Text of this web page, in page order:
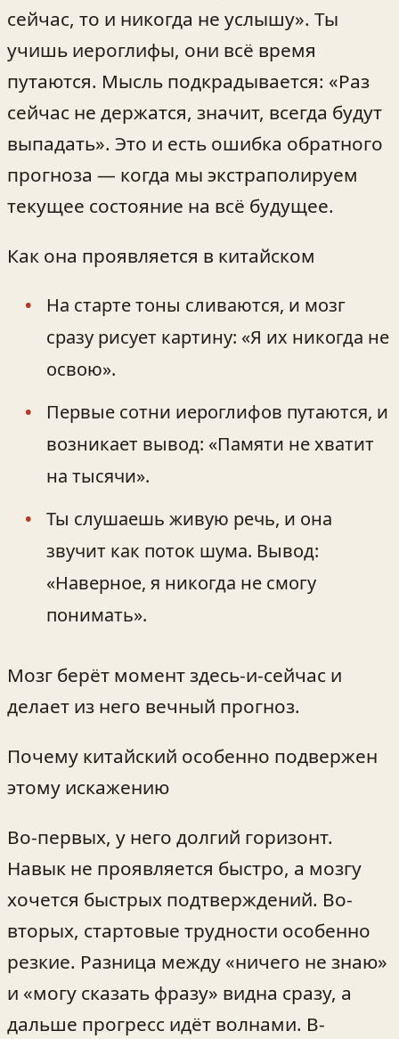
сейчас, то и никогда не услышу». Ты
учишь иероглифы, они всё время
путаются. Мысль подкрадывается: «Раз
сейчас не держатся, значит, всегда будут
выпадать». Это и есть ошибка обратного
прогноза — когда мы экстраполируем
текущее состояние на всё будущее.
Как она проявляется в китайском
На старте тоны сливаются, и мозг
сразу рисует картину: «Я их никогда не
освою».
Первые сотни иероглифов путаются, и
возникает вывод: «Памяти не хватит
на тысячи».
Ты слушаешь живую речь, и она
звучит как поток шума. Вывод:
«Наверное, я никогда не смогу
понимать».
Мозг берёт момент здесь-и-сейчас и
делает из него вечный прогноз.
Почему китайский особенно подвержен
этому искажению
Во-первых, у него долгий горизонт.
Навык не проявляется быстро, а мозгу
хочется быстрых подтверждений. Во-
вторых, стартовые трудности особенно
резкие. Разница между «ничего не знаю»
и «могу сказать фразу» видна сразу, а
дальше прогресс идёт волнами. В-